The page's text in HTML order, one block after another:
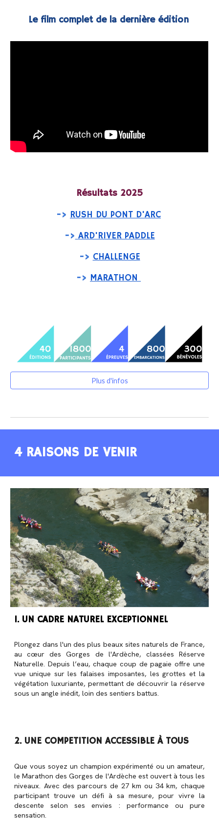
Le film complet de la dernière édition
Résultats 2025
-> RUSH DU PONT D'ARC
-> ARD'RIVER PADDLE
-> CHALLENGE
-> MARATHON
Plus d'infos
4 RAISONS DE VENIR
1. UN CADRE NATUREL EXCEPTIONNEL
Plongez dans l'un des plus beaux sites naturels de France,
au cœur des Gorges de l'Ardèche, classées Réserve
Naturelle. Depuis l’eau, chaque coup de pagaie offre une
vue unique sur les falaises imposantes, les grottes et la
végétation luxuriante, permettant de découvrir la réserve
sous un angle inédit, loin des sentiers battus.
2. UNE COMPETITION ACCESSIBLE À TOUS
Que vous soyez un champion expérimenté ou un amateur,
le Marathon des Gorges de l'Ardèche est ouvert à tous les
niveaux. Avec des parcours de 27 km ou 34 km, chaque
participant trouve un défi à sa mesure, pour vivre la
descente selon ses envies : performance ou pure
sensation.